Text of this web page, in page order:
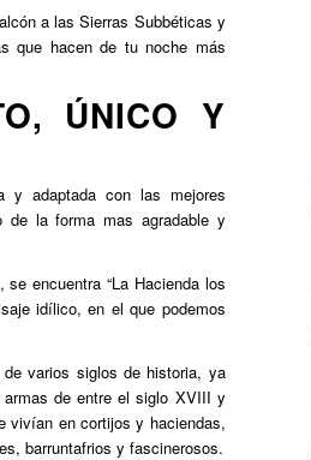
a las Sierras Subbéticas y
que hacen de tu noche más
ÚNICO Y
y adaptada con las mejores
de la forma mas agradable y
encuentra “La Hacienda los
idílico, en el que podemos
varios siglos de historia, ya
de entre el siglo XVIII y
vivían en cortijos y haciendas,
barruntafrios y fascinerosos.